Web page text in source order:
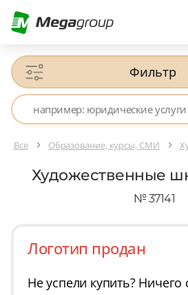
Фильтр
Все Образование, курсы, СМИ
Художественные
№ 37141
Логотип продан
Не успели купить? Ничего